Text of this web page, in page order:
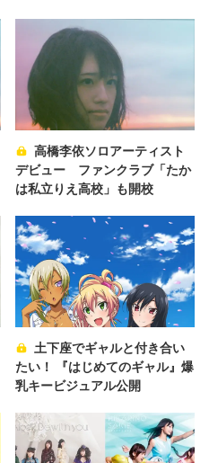
高橋李依ソロアーティスト
デビュー ファンクラブ「たか
は私立りえ高校」も開校
土下座でギャルと付き合い
たい！ 『はじめてのギャル』爆
乳キービジュアル公開